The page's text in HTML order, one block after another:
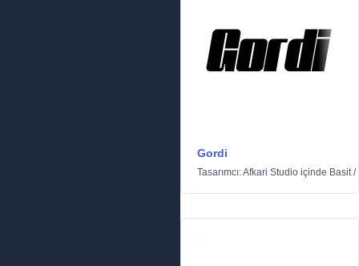
Gordi
Tasarımcı:Afkari Studio içinde Basit/